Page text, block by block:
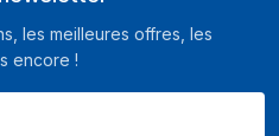
les meilleures offres, les
encore !